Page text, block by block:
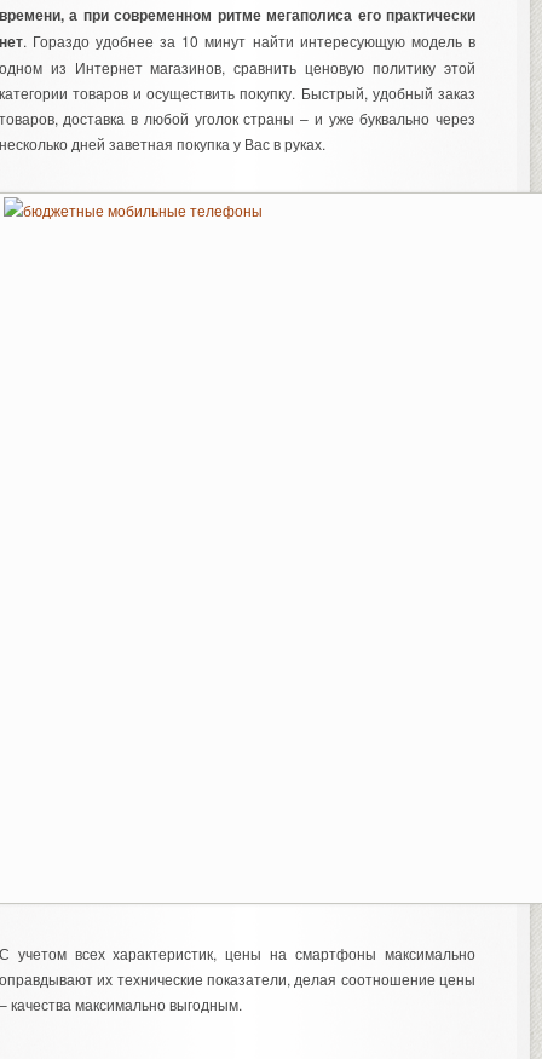
а при современном ритме мегаполиса его практически
. Гораздо удобнее за 10 минут найти интересующую модель в
из Интернет магазинов, сравнить ценовую политику этой
товаров и осуществить покупку. Быстрый, удобный заказ
доставка в любой уголок страны – и уже буквально через
дней заветная покупка у Вас в руках.
учетом всех характеристик, цены на смартфоны максимально
их технические показатели, делая соотношение цены
качества максимально выгодным.